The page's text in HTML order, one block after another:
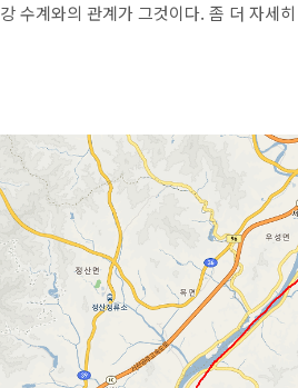
수계와의 관계가 그것이다. 좀 더 자세